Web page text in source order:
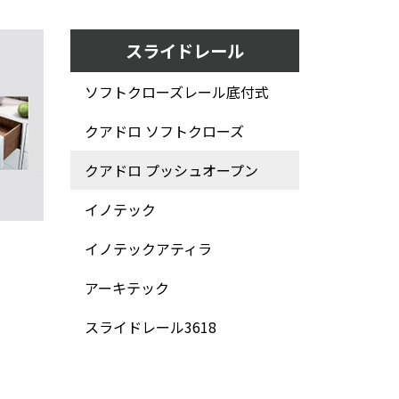
スライドレール
ソフトクローズレール底付式
クアドロ ソフトクローズ
クアドロ プッシュオープン
イノテック
イノテックアティラ
アーキテック
スライドレール3618